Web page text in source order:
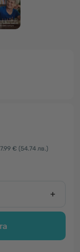
€ (54.74 лв.)
+